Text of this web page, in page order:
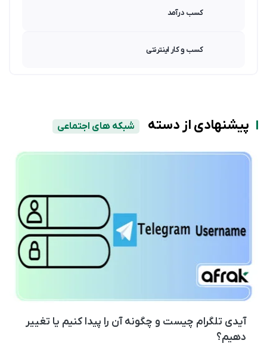
کسب درآمد
کسب و کار اینترنتی
پیشنهادی از دسته شبکه های اجتماعی
آیدی تلگرام چیست و چگونه آن را پیدا کنیم یا تغییر
دهیم؟